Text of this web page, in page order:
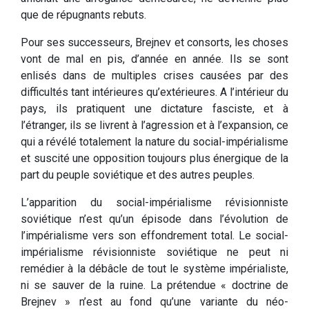
que de répugnants rebuts.
Pour ses successeurs, Brejnev et consorts, les choses
vont de mal en pis, d’année en année. Ils se sont
enlisés dans de multiples crises causées par des
difficultés tant intérieures qu’extérieures. A l’intérieur du
pays, ils pratiquent une dictature fasciste, et à
l’étranger, ils se livrent à l’agression et à l’expansion, ce
qui a révélé totalement la nature du social-impérialisme
et suscité une opposition toujours plus énergique de la
part du peuple soviétique et des autres peuples.
L’apparition du social-impérialisme révisionniste
soviétique n’est qu’un épisode dans l’évolution de
l’impérialisme vers son effondrement total. Le social-
impérialisme révisionniste soviétique ne peut ni
remédier à la débâcle de tout le système impérialiste,
ni se sauver de la ruine. La prétendue « doctrine de
Brejnev » n’est au fond qu’une variante du néo-